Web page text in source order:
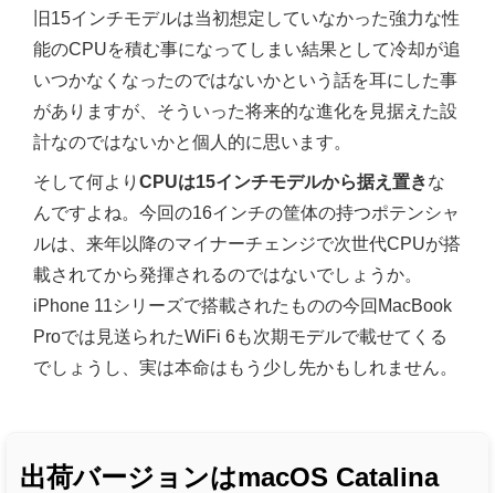
旧15インチモデルは当初想定していなかった強力な性
能のCPUを積む事になってしまい結果として冷却が追
いつかなくなったのではないかという話を耳にした事
がありますが、そういった将来的な進化を見据えた設
計なのではないかと個人的に思います。
そして何より CPUは15インチモデルから据え置きな
んですよね。今回の16インチの筐体の持つポテンシャ
ルは、来年以降のマイナーチェンジで次世代CPUが搭
載されてから発揮されるのではないでしょうか。
iPhone 11シリーズで搭載されたものの今回MacBook
Proでは見送られたWiFi 6も次期モデルで載せてくる
でしょうし、実は本命はもう少し先かもしれません。
出荷バージョンはmacOS Catalina